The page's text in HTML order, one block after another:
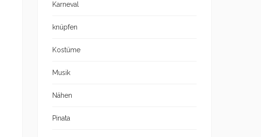
Karneval
knüpfen
Kostüme
Musik
Nähen
Pinata